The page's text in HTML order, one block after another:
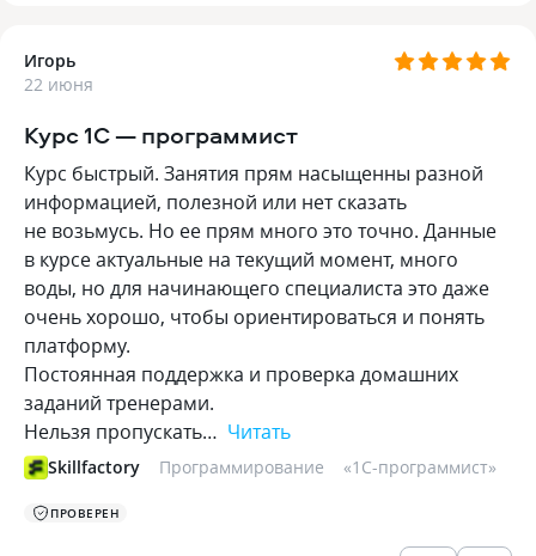
Игорь
22 июня
Курс 1С — программист
Курс быстрый. Занятия прям насыщенны разной
информацией, полезной или нет сказать
не возьмусь. Но ее прям много это точно. Данные
в курсе актуальные на текущий момент, много
воды, но для начинающего специалиста это даже
очень хорошо, чтобы ориентироваться и понять
платформу.
Постоянная поддержка и проверка домашних
заданий тренерами.
Нельзя пропускать… Читать
Skillfactory Программирование «1С-программист»
ПРОВЕРЕН